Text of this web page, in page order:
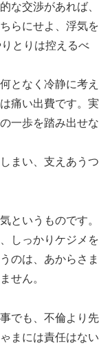
な交渉があれば、
らにせよ、浮気を
とりは控えるべ
となく冷静に考え
痛い出費です。実
一歩を踏み出せな
まい、支えあうつ
というものです。
しっかりケジメを
のは、あからさま
せん。
でも、不倫より先
まには責任はない